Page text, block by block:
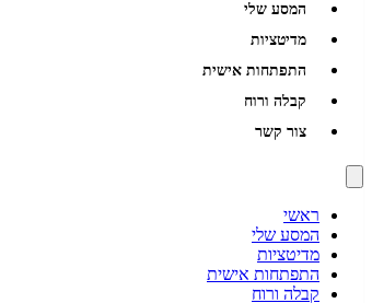
המסע שלי
מדיטציות
התפתחות אישית
קבלה ורוח
צור קשר
ראשי
המסע שלי
מדיטציות
התפתחות אישית
קבלה ורוח